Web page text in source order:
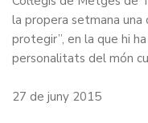
la propera setmana una
protegir”, en la que hi
personalitats del món
27 de juny 2015